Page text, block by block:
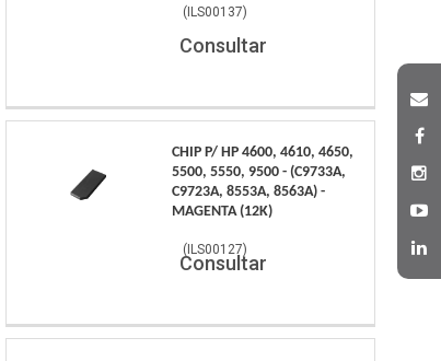
( ILS00137)
Consultar
CHIP P/ HP 4600, 4610, 4650,
5500, 5550, 9500 - (C9733A,
C9723A, 8553A, 8563A) -
MAGENTA (12K)
( ILS00127)
Consultar